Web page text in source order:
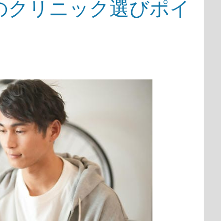
リニック選びポイ